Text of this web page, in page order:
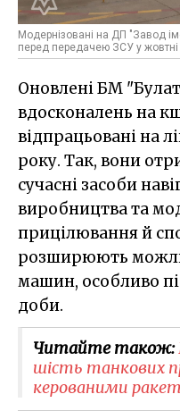
Модернізовані на ДП "Завод
перед передачею ЗСУ у жовтні
Оновлені БМ
вдосконалень на
відпрацьовані на
року. Так, вони
сучасні засоби
виробництва та
прицілювання й
розширюють
машин, особливо
доби.
Читайте також:
шість танкових
керованими